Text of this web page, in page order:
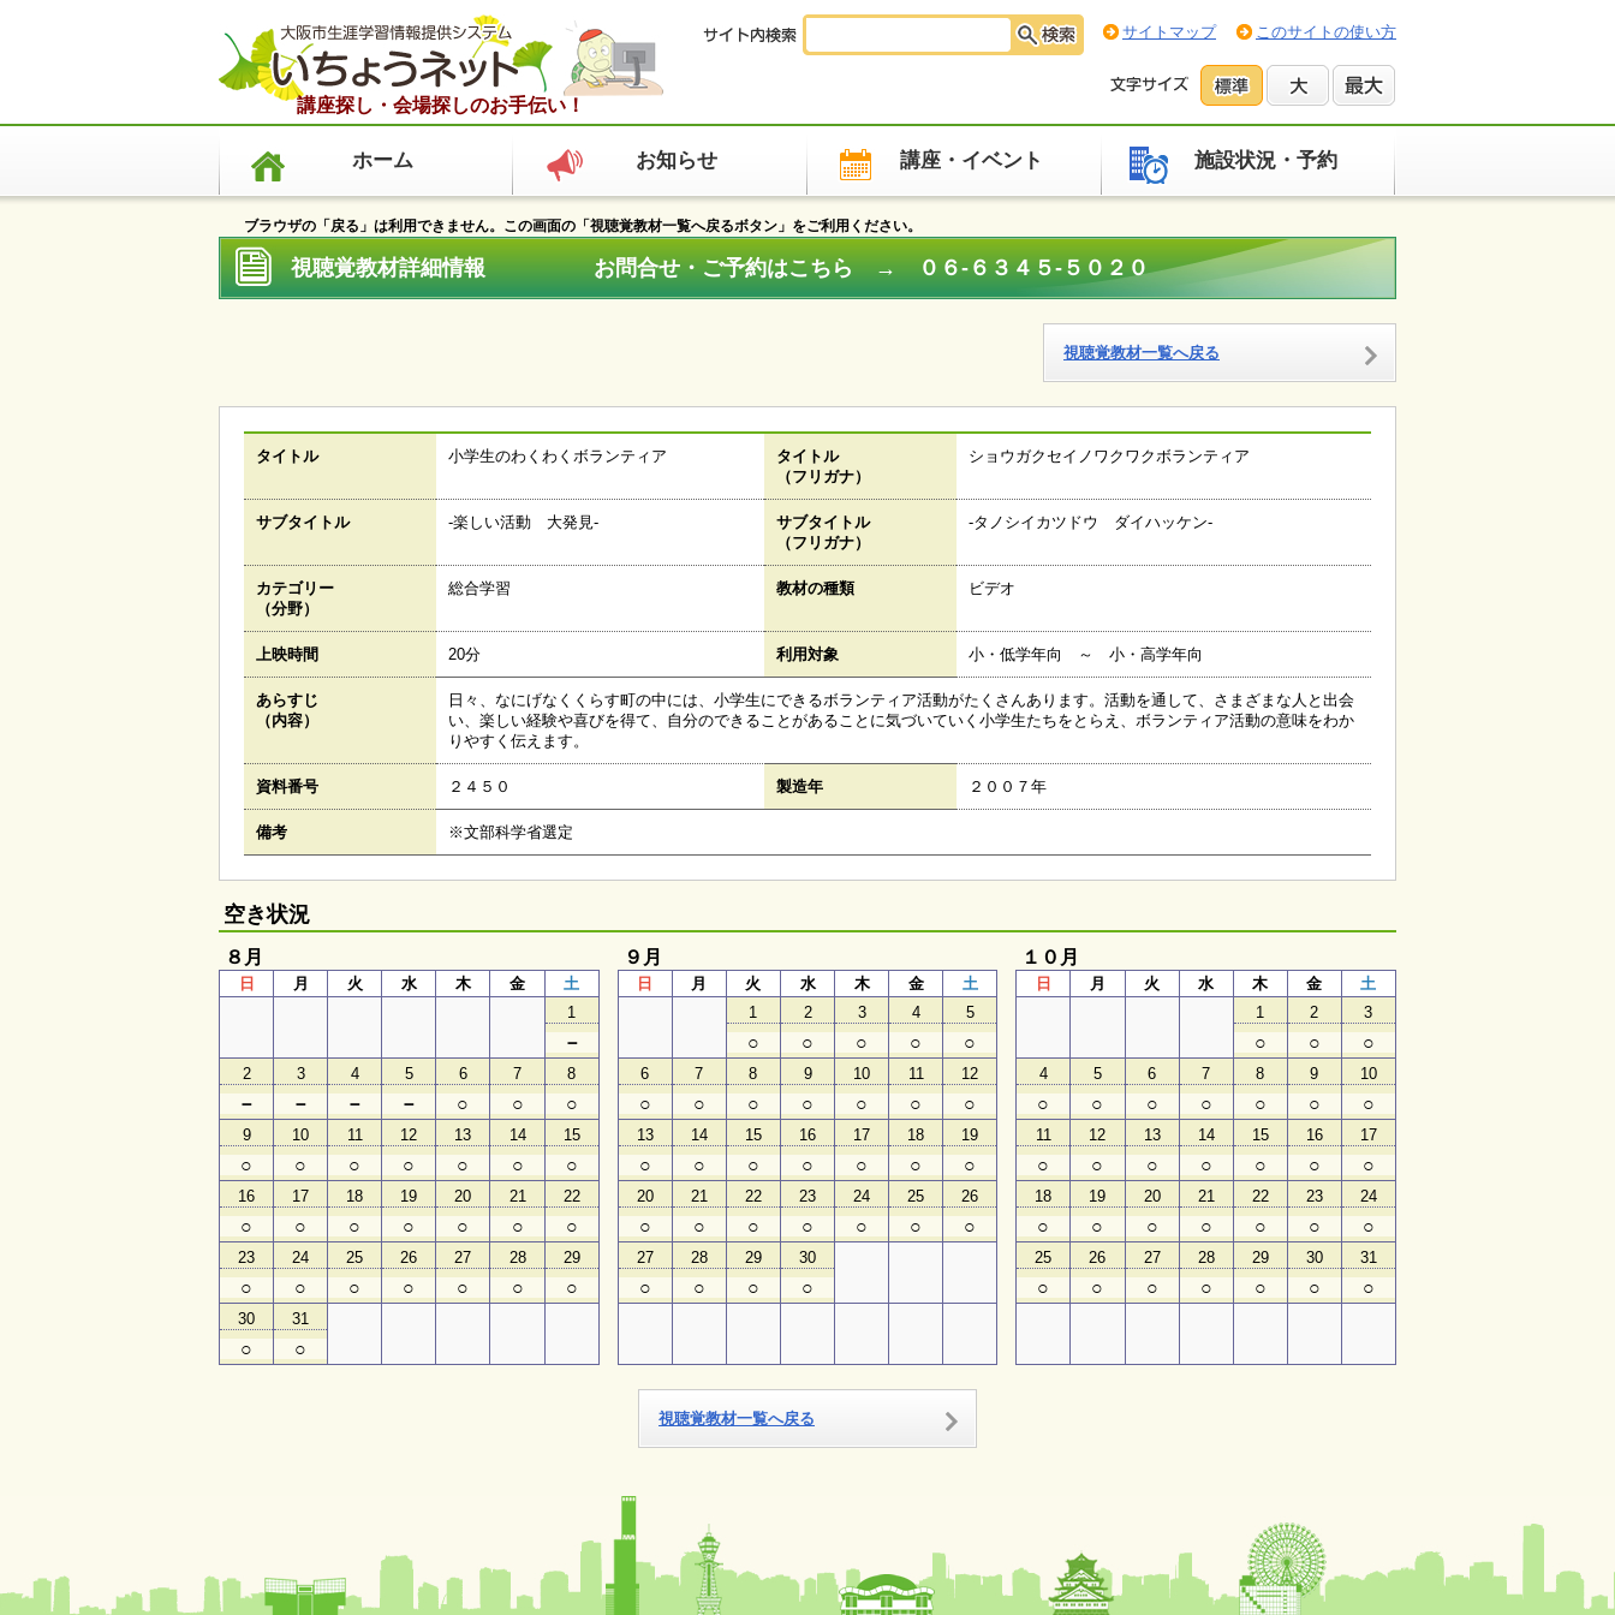
講座探し・会場探しのお手伝い！
サイトマップ このサイトの使い方
ホーム お知らせ 講座・イベント 施設状況・予約
ブラウザの「戻る」は利用できません。この画面の「視聴覚教材一覧へ戻るボタン」をご利用ください。
視聴覚教材詳細情報 お問合せ・ご予約はこちら → ０６‐６３４５‐５０２０
視聴覚教材一覧へ戻る
タイトル 小学生のわくわくボランティア
タイトル
（フリガナ）
ショウガクセイノワクワクボランティア
サブタイトル ‐楽しい活動 大発見‐
サブタイトル
（フリガナ）
‐タノシイカツドウ ダイハッケン‐
カテゴリー
（分野）
総合学習 教材の種類 ビデオ
上映時間 20分 利用対象 小・低学年向 ～ 小・高学年向
あらすじ
（内容）
日々、なにげなくくらす町の中には、小学生にできるボランティア活動がたくさんあります。活動を通して、さまざまな人と出会
い、楽しい経験や喜びを得て、自分のできることがあることに気づいていく小学生たちをとらえ、ボランティア活動の意味をわか
りやすく伝えます。
資料番号 ２４５０ 製造年 ２００７年
備考 ※文部科学省選定
空き状況
８月
日 月 火 水 木 金
土
1
－
2
－
3
－
4
－
5
－
6
○
7
○
8
○
9
○
10
○
11
○
12
○
13
○
14
○
15
○
16
○
17
○
18
○
19
○
20
○
21
○
22
○
23
○
24
○
25
○
26
○
27
○
28
○
29
○
30
○
31
○
９月
日 月 火 水 木 金
土
1
○
2
○
3
○
4
○
5
○
6
○
7
○
8
○
9
○
10
○
11
○
12
○
13
○
14
○
15
○
16
○
17
○
18
○
19
○
20
○
21
○
22
○
23
○
24
○
25
○
26
○
27
○
28
○
29
○
30
○
１０月
日 月 火 水 木 金
土
1
○
2
○
3
○
4
○
5
○
6
○
7
○
8
○
9
○
10
○
11
○
12
○
13
○
14
○
15
○
16
○
17
○
18
○
19
○
20
○
21
○
22
○
23
○
24
○
25
○
26
○
27
○
28
○
29
○
30
○
31
○
視聴覚教材一覧へ戻る